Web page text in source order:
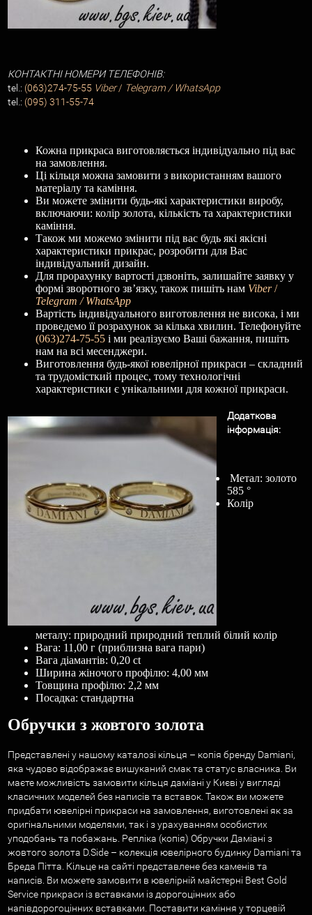
КОНТАКТНІ НОМЕРИ ТЕЛЕФОНІВ:
tel.: (063)274-75-55 Viber/ Telegram / WhatsApp
tel.: (095) 311-55-74
Кожна прикраса виготовляється індивідуально під вас
на замовлення.
Ці кільця можна замовити з використанням вашого
матеріалу та каміння.
Ви можете змінити будь-які характеристики виробу,
включаючи: колір золота, кількість та характеристики
каміння.
Також ми можемо змінити під вас будь які якісні
характеристики прикрас, розробити для Вас
індивідуальний дизайн.
Для прорахунку вартості дзвоніть, залишайте заявку у
формі зворотного зв’язку, також пишіть нам Viber/
Telegram / WhatsApp
Вартість індивідуального виготовлення не висока, і ми
проведемо її розрахунок за кілька хвилин. Телефонуйте
(063)274-75-55і ми реалізуємо Ваші бажання, пишіть
нам на всі месенджери.
Виготовлення будь-якої ювелірної прикраси – складний
та трудомісткий процес, тому технологічні
характеристики є унікальними для кожної прикраси.
Додаткова
інформація:
Метал: золото
585 °
Колір
металу: природний природний теплий білий колір
Вага: 11,00 г (приблизна вага пари)
Вага діамантів: 0,20 ct
Ширина жіночого профілю: 4,00 мм
Товщина профілю: 2,2 мм
Посадка: стандартна
Обручки з жовтого золота
Представлені у нашому каталозі кільця – копія бренду Damiani,
яка чудово відображає вишуканий смак та статус власника. Ви
маєте можливість замовити кільця даміані у Києві у вигляді
класичних моделей без написів та вставок. Також ви можете
придбати ювелірні прикраси на замовлення, виготовлені як за
оригінальними моделями, так і з урахуванням особистих
уподобань та побажань. Репліка (копія) Обручки Даміані з
жовтого золота D.Side – колекція ювелірного будинку Damiani та
Бреда Пітта. Кільце на сайті представлене без каменів та
написів. Ви можете замовити в ювелірній майстерні Best Gold
Service прикраси із вставками із дорогоцінних або
напівдорогоцінних вставками. Поставити каміння у торцевій